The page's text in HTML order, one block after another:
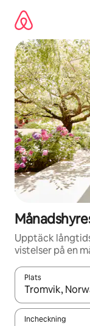
innehåll
Upptäck
vistelser på en
Plats
När resultaten
Incheckning